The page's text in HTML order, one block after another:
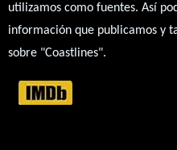
utilizamos como fuentes. Así
información que publicamos y
sobre "Coastlines".